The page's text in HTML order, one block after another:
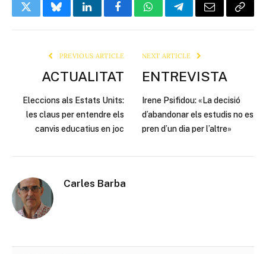
TwitterBlueskyLinkedInFacebookWhatsAppTelegramEmail Copy
PREVIOUS ARTICLE
ACTUALITAT
Eleccions als Estats Units:
les claus per entendre els
canvis educatius en joc
NEXT ARTICLE
ENTREVISTA
Irene Psifidou: «La decisió
d’abandonar els estudis no es
pren d’un dia per l’altre»
Carles Barba